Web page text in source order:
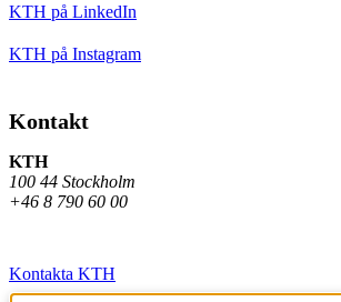
KTH på LinkedIn
KTH på Instagram
Kontakt
KTH
100 44 Stockholm
+46 8 790 60 00
Kontakta KTH